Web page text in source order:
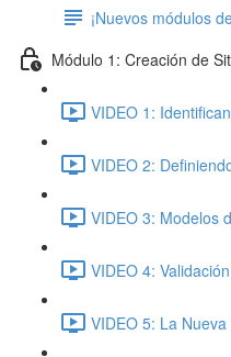
¡Nuevos módulos
Módulo 1: Creación de
VIDEO 1:
VIDEO 2:
VIDEO 3: Modelos
VIDEO 4:
VIDEO 5: La